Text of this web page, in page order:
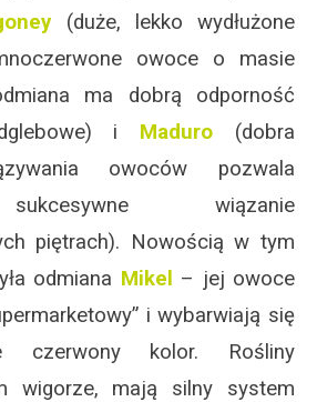
(duże, lekko wydłużone
owoce o masie
ma dobrą odporność
i Maduro (dobra
owoców pozwala
wiązanie
piętrach). Nowością w tym
odmiana Mikel
– jej owoce
i wybarwiają się
czerwony kolor. Rośliny
wigorze, mają silny system